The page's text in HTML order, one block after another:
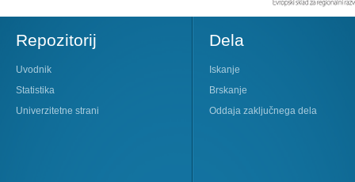
Repozitorij
Uvodnik
Statistika
Univerzitetne strani
Dela
Iskanje
Brskanje
Oddaja zaključnega dela